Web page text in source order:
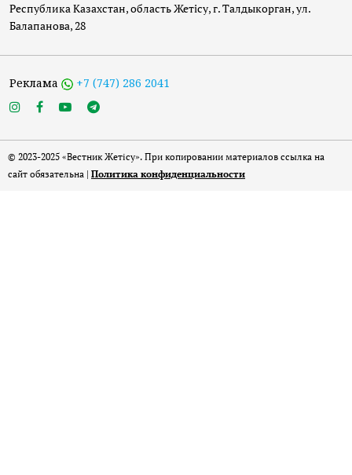
Республика Казахстан, область Жетісу, г. Талдыкорган, ул.
Балапанова, 28
Реклама +7 (747) 286 2041
© 2023-2025 «Вестник Жетісу». При копировании материалов ссылка на
сайт обязательна | Политика конфиденциальности